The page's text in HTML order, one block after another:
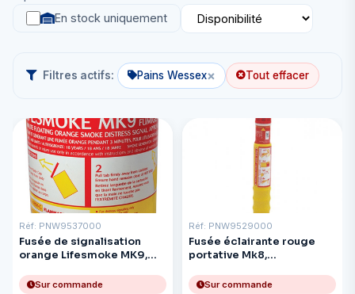
En stock uniquement
Filtres actifs: Pains Wessex× Tout effacer
Réf: PNW9537000
Fusée de signalisation
orange Lifesmoke MK9,
Garde côtière américaine
Sur commande
Réf: PNW9529000
Fusée éclairante rouge
portative Mk8,
Garde côtière américaine
Sur commande